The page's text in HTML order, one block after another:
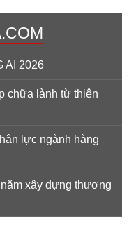
AI 2026
chữa lành từ thiên
lực ngành hàng
xây dựng thương